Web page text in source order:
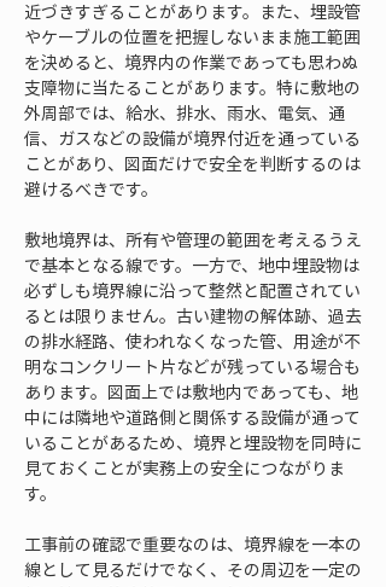
近づきすぎることがあります。また、埋設管
やケーブルの位置を把握しないまま施工範囲
を決めると、境界内の作業であっても思わぬ
支障物に当たることがあります。特に敷地の
外周部では、給水、排水、雨水、電気、通
信、ガスなどの設備が境界付近を通っている
ことがあり、図面だけで安全を判断するのは
避けるべきです。
敷地境界は、所有や管理の範囲を考えるうえ
で基本となる線です。一方で、地中埋設物は
必ずしも境界線に沿って整然と配置されてい
るとは限りません。古い建物の解体跡、過去
の排水経路、使われなくなった管、用途が不
明なコンクリート片などが残っている場合も
あります。図面上では敷地内であっても、地
中には隣地や道路側と関係する設備が通って
いることがあるため、境界と埋設物を同時に
見ておくことが実務上の安全につながりま
す。
工事前の確認で重要なのは、境界線を一本の
線として見るだけでなく、その周辺を一定の